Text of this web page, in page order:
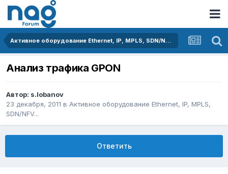
Активное оборудование Ethernet, IP, MPLS, SDN/NFV...
Анализ трафика GPON
Автор: s.lobanov
23 декабря, 2011 в Активное оборудование Ethernet, IP, MPLS,
SDN/NFV...
Ответить